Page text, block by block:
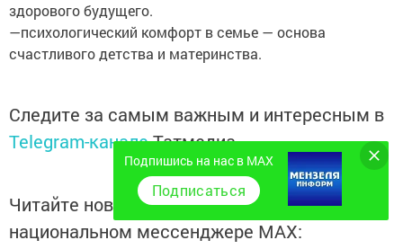
здорового будущего.
—психологический комфорт в семье — основа
счастливого детства и материнства.
Следите за самым важным и интересным в
Telegram-каналеТатмедиа
Читайте новости Татарстана в
национальном мессенджере MАХ:
Подпишись на нас в MAX
Подписаться